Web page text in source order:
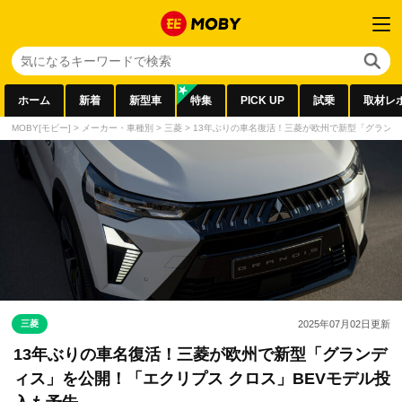
ホーム 新着 新型車 特集 PICK UP 試乗 取材レ
MOBY[モビー] > メーカー・車種別 > 三菱 > 13年ぶりの車名復活！三菱が欧州で新型「グラン
三菱 2025年07月02日更新
13年ぶりの車名復活！三菱が欧州で新型「グランデ
ィス」を公開！「エクリプス クロス」BEVモデル投